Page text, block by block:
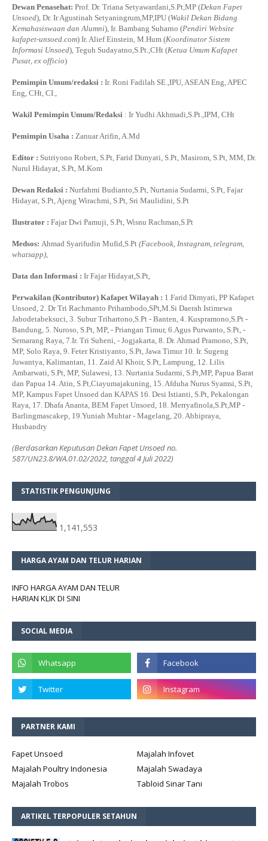
Dewan Penasehat: Prof. Dr. Triana Setyawardani,S.Pt,MP (Dekan Fapet
Unsoed), Dr. Ir Agustinah Setyaningrum,MP,IPU (Wakil Dekan Bidang
Kemahasiswaan dan Alumni), Ir. Bambang Suharno (Pendiri Website
kafapet-unsoed.com) Ir. Alief Einstein, M.Hum (Koordinator Sistem
Informasi Unsoed), Teguh Sudayatno,S.Pt.,CHt (Ketua Umum Kafapet
Pusat, ex officio)
Pemimpin Umum/redaksi : Ir. Roni Fadilah SE.,IPU, ASEAN Eng, APEC
Eng, CHt, CI.,
Wakil Pemimpin Umum/Redaksi : Ir Yudhi Akhmadi,S.Pt.,IPM, CHt
Pemimpin Usaha : Zanuar Arifin, A.Md
Editor : Sutriyono Robert, S.Pt, Farid Dimyati, S.Pt, Masirom, S.Pt, MM, Dr.
Nurul Hidayat, S.Pt, M.Kom
Dewan Redaksi : Nurfahmi Budianto,S.Pt, Nurtania Sudarmi, S.Pt, Fajar
Hidayat, S.Pt, Ajeng Wirachmi, S.Pt, Sri Maulidini, S.Pt
Ilustrator : Fajar Dwi Pamuji, S.Pt, Wisnu Rachman,S.Pt
Medsos: Ahmad Syarifudin Mufid,S.Pt (Facebook, Instagram, telegram,
whatsapp),
Data dan Informasi : Ir Fajar Hidayat,S.Pt,
Perwakilan (Kontributor) Kafapet Wilayah : 1.Farid Dimyati, PP Kafapet
Unsoed, 2. Dr Tri Rachmanto Prihambodo,SPt,M.Si Daerah Istimewa
Jabodetabeksuci, 3. Subur Trihartono,S.Pt - Banten, 4. Kuspramono,S.Pt -
Bandung, 5. Nuroso, S.Pt, MP, - Priangan Timur, 6.Agus Purwanto, S.Pt, -
Semarang Raya, 7.Ir. Tri Suheni, - Jogjakarta, 8. Dr. Ahmad Pramono, S.Pt,
MP, Solo Raya, 9. Feter Kristiyanto, S.Pt, Jawa Timur 10. Ir. Sugeng
Juwantya, Kalimantan, 11. Zaid Al Khoir, S.Pt, Lampung, 12. Lilis
Ambarwati, S.Pt, MP, Sulawesi, 13. Nurtania Sudarmi, S.Pt,MP, Papua Barat
dan Papua 14. Atin, S.Pt,Ciayumajakuning, 15. Afduha Nurus Syamsi, S.Pt,
MP, Kampus Fapet Unsoed dan KAPAS 16. Desi Istianti, S.Pt, Pekalongan
Raya, 17. Dhafa Ananta, BEM Fapet Unsoed, 18. Merryafinola,S.Pt,MP -
Barlingmascakep, 19.Yuniah Muhtar - Magelang, 20. Abhipraya,
Husbandry
(Berdasarkan Keputusan Dekan Fapet Unsoed no.
587/UN23.8/WA.01.02/2022, tanggal 4 Juli 2022)
STATISTIK PENGUNJUNG
1,141,553
HARGA AYAM DAN TELUR HARIAN
INFO HARGA AYAM DAN TELUR
HARIAN KLIK DI SINI
SOCIAL MEDIA
PARTNER KAMI
Fapet Unsoed
Majalah Infovet
Majalah Poultry Indonesia
Majalah Swadaya
Majalah Trobos
Tabloid Sinar Tani
ARTIKEL TERPOPULER SETAHUN